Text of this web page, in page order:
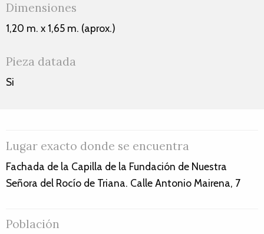
Dimensiones
1,20 m. x 1,65 m. (aprox.)
Pieza datada
Si
Lugar exacto donde se encuentra
Fachada de la Capilla de la Fundación de Nuestra
Señora del Rocío de Triana. Calle Antonio Mairena, 7
Población